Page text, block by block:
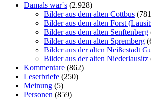
Damals war´s (2.928)
Bilder aus dem alten Cottbus
Bilder aus dem alten Forst
Bilder aus dem alten Senftenberg
Bilder aus dem alten Spremberg
Bilder aus der alten Neißestadt
Bilder aus der alten Niederlausitz
Kommentare (862)
Leserbriefe (250)
Meinung (5)
Personen (859)